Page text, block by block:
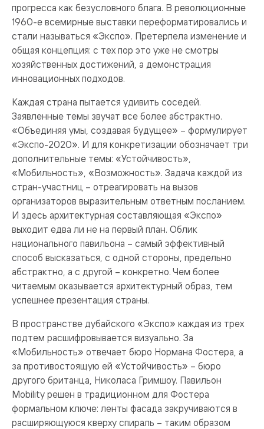
прогресса как безусловного блага. В революционные
1960-е всемирные выставки переформатировались и
стали называться «Экспо». Претерпела изменение и
общая концепция: с тех пор это уже не смотры
хозяйственных достижений, а демонстрация
инновационных подходов.
Каждая страна пытается удивить соседей.
Заявленные темы звучат все более абстрактно.
«Объединяя умы, создавая будущее» – формулирует
«Экспо-2020». И для конкретизации обозначает три
дополнительные темы: «Устойчивость»,
«Мобильность», «Возможность». Задача каждой из
стран-участниц – отреагировать на вызов
организаторов выразительным ответным посланием.
И здесь архитектурная составляющая «Экспо»
выходит едва ли не на первый план. Облик
национального павильона – самый эффективный
способ высказаться, с одной стороны, предельно
абстрактно, а с другой – конкретно. Чем более
читаемым оказывается архитектурный образ, тем
успешнее презентация страны.
В пространстве дубайского «Экспо» каждая из трех
подтем расшифровывается визуально. За
«Мобильность» отвечает бюро Нормана Фостера, а
за противостоящую ей «Устойчивость» – бюро
другого британца, Николаса Гримшоу. Павильон
Mobility решен в традиционном для Фостера
формальном ключе: ленты фасада закручиваются в
расширяющуюся кверху спираль – таким образом